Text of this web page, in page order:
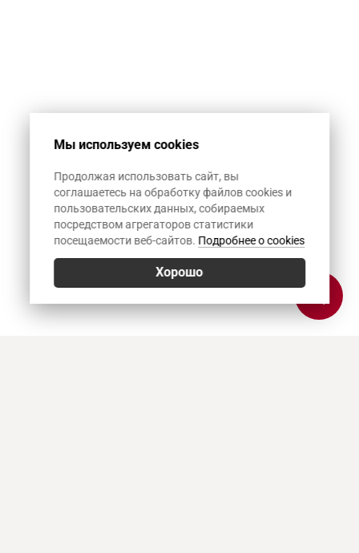
Мы используем cookies
Продолжая использовать сайт, вы
соглашаетесь на обработку файлов cookies и
пользовательских данных, собираемых
посредством агрегаторов статистики
посещаемости веб-сайтов. Подробнее о cookies
Хорошо